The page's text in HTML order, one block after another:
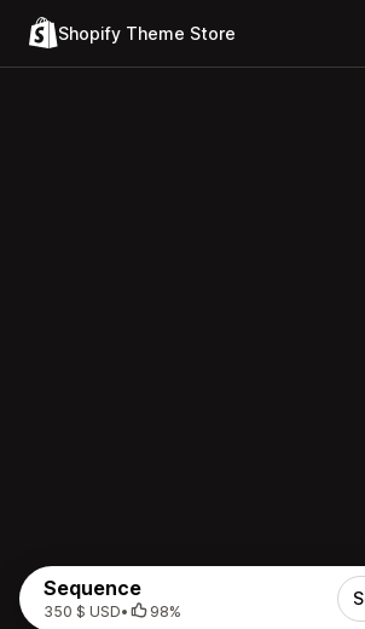
Shopify Theme Store
Sequence
350 $ USD• 98%